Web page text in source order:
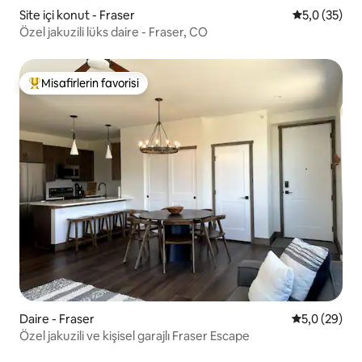
Site içi konut - Fraser 5 üzerinden
5,0 (35)
Özel jakuzili lüks daire - Fraser, CO
Misafirlerin favorilerinden en beğenilenler arasında
Misafirlerin favorisi
Daire - Fraser 5 üzerinden
5,0 (29)
Özel jakuzili ve kişisel garajlı Fraser Escape